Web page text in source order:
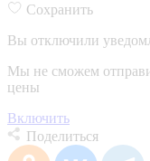
Сохранить
Вы отключили
Мы не сможем
цены
Включить
Поделиться